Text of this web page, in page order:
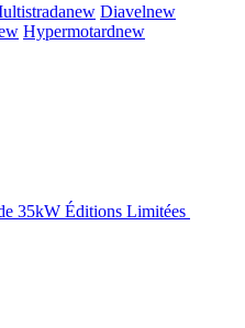
new Diavelnew
Hypermotardnew
35kW Éditions Limitées